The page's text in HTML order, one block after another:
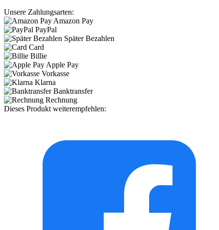
Unsere Zahlungsarten:
Amazon Pay
PayPal
Später Bezahlen
Card
Billie
Apple Pay
Vorkasse
Klarna
Banktransfer
Rechnung
Dieses Produkt weiterempfehlen: